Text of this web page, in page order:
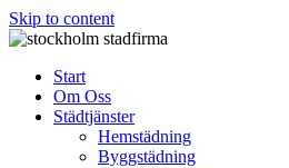
Skip to content
Start
Om Oss
Städtjänster
Hemstädning
Byggstädning